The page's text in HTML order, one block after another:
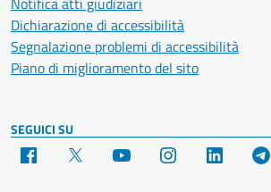
Dichiarazione di accessibilità
Segnalazione problemi di accessibilità
Piano di miglioramento del sito
SEGUICI SU
Facebook YouTube Instagram LinkedIn